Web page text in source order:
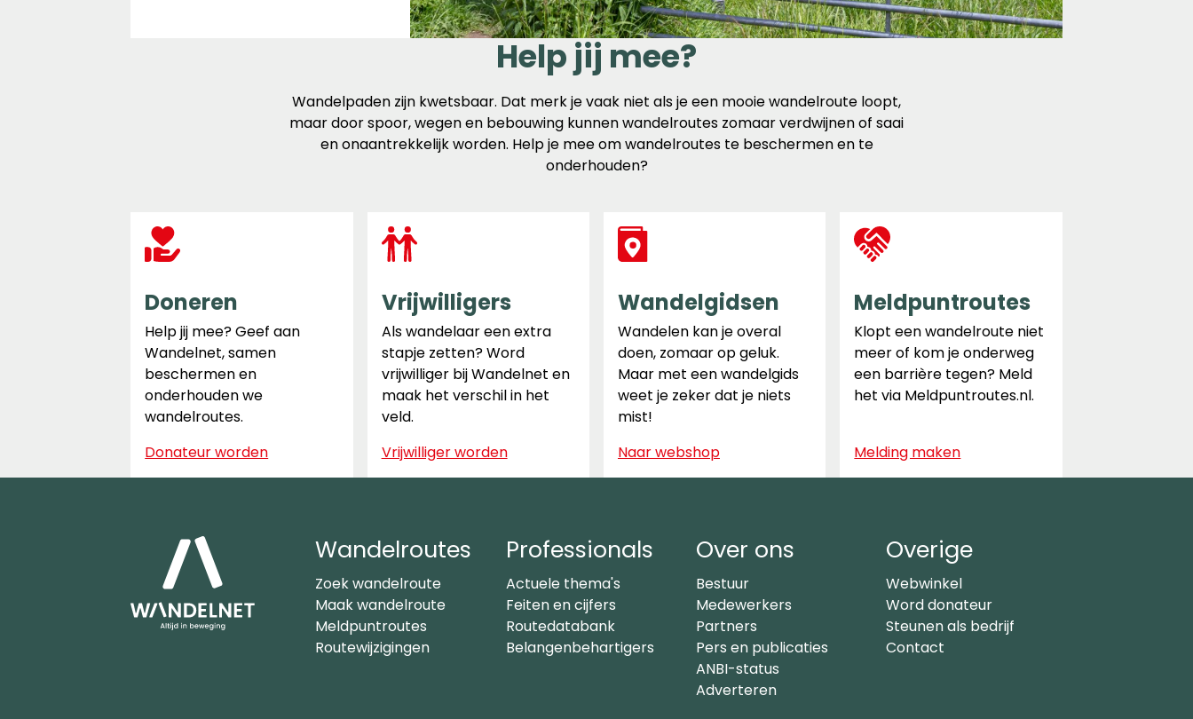
Help jij mee?
Wandelpaden zijn kwetsbaar. Dat merk je vaak niet als je een mooie wandelroute loopt,
maar door spoor, wegen en bebouwing kunnen wandelroutes zomaar verdwijnen of saai
en onaantrekkelijk worden. Help je mee om wandelroutes te beschermen en te
onderhouden?
Doneren
Help jij mee? Geef aan
Wandelnet, samen
beschermen en
onderhouden we
wandelroutes.
Donateur worden
Vrijwilligers
Als wandelaar een extra
stapje zetten? Word
vrijwilliger bij Wandelnet en
maak het verschil in het
veld.
Vrijwilliger worden
Wandelgidsen
Wandelen kan je overal
doen, zomaar op geluk.
Maar met een wandelgids
weet je zeker dat je niets
mist!
Naar webshop
Meldpuntroutes
Klopt een wandelroute niet
meer of kom je onderweg
een barrière tegen? Meld
het via Meldpuntroutes.nl.
Melding maken
Wandelroutes
Zoek wandelroute
Maak wandelroute
Meldpuntroutes
Routewijzigingen
Professionals
Actuele thema's
Feiten en cijfers
Routedatabank
Belangenbehartigers
Over ons
Bestuur
Medewerkers
Partners
Pers en publicaties
ANBI-status
Adverteren
Overige
Webwinkel
Word donateur
Steunen als bedrijf
Contact